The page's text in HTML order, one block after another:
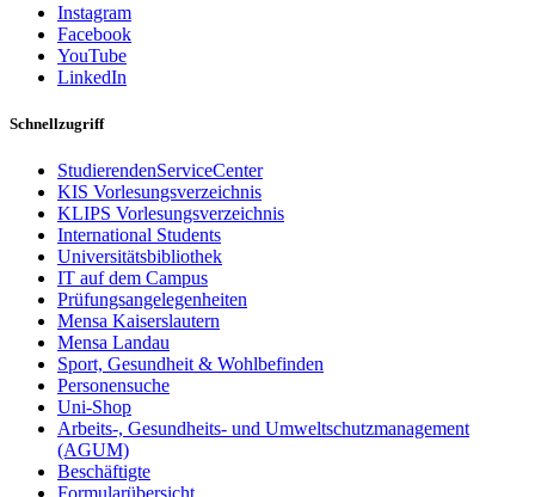
Instagram
Facebook
YouTube
LinkedIn
Schnellzugriff
StudierendenServiceCenter
KIS Vorlesungsverzeichnis
KLIPS Vorlesungsverzeichnis
International Students
Universitätsbibliothek
IT auf dem Campus
Prüfungsangelegenheiten
Mensa Kaiserslautern
Mensa Landau
Sport, Gesundheit & Wohlbefinden
Personensuche
Uni-Shop
Arbeits-, Gesundheits- und Umweltschutzmanagement
(AGUM)
Beschäftigte